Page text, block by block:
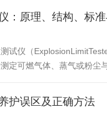
落地风险评估、判定等级
安全。仰仪科技专注化工
成套解决方案，精准抓取
规、工艺优化全流程需求
500A作为反应风险评估关键
：原理、结构、标
试仪（
定可燃气体、蒸气或粉尘
得的爆炸下限（
介质在混合物中的最低体
护误区及正确方法